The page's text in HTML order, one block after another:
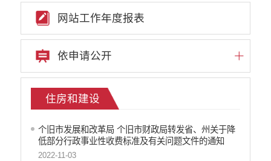
就业创业
文化、旅游
民政信息
乡村振兴
农业发展
气象信息
网站工作年度报表
依申请公开
住房和建设
个旧市发展和改革局 个旧市财政局转发省、州关于降
低部分行政事业性收费标准及有关问题文件的通知
2022-11-03